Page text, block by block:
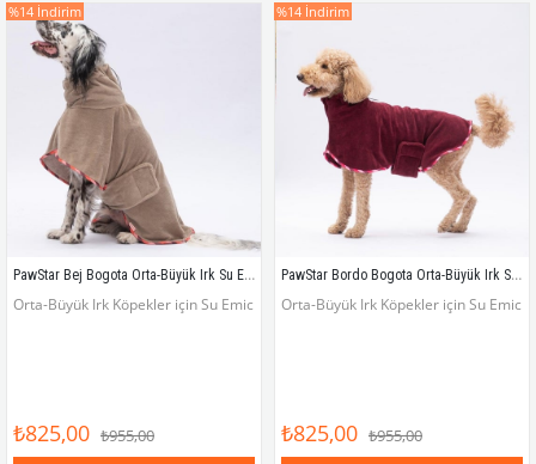
PawStar Bej Bogota Orta-Büyük Irk Su Emici Köpek Bornozu
Orta-Büyük Irk Köpekler için Su Emici Bornoz
₺825,00 ₺955,00
%14 İndirim
PawStar Bordo Bogota Orta-Büyük Irk Su Emici Köpek Bornozu
Orta-Büyük Irk Köpekler için Su Emici
₺825,00 ₺955,00
%14 İndirim